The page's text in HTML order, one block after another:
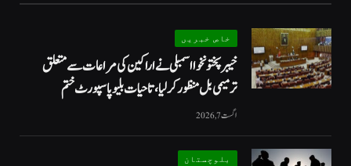
خاص خبریں
خیبرپختونخوا اسمبلی نے اراکین کی مراعات سے متعلق
ترمیمی بل منظور کر لیا، تاحیات بلیو پاسپورٹ ختم
اگست 7, 2026
بلوچستان